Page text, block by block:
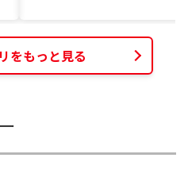
をもっと見る